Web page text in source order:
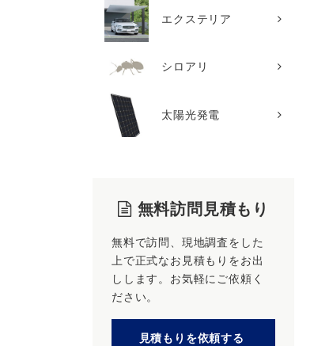
エクステリア
シロアリ
太陽光発電
無料訪問見積もり
無料で訪問、現地調査をした
上で正式なお見積もりをお出
しします。お気軽にご依頼く
ださい。
見積もりを依頼する